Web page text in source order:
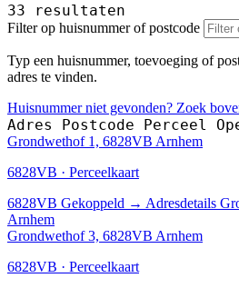
33 resultaten
Filter op huisnummer of postcode
Typ een huisnummer, toevoeging of
adres te vinden.
Huisnummer niet gevonden? Zoek
Adres Postcode Perceel
Grondwethof 1, 6828VB Arnhem
6828VB · Perceelkaart
6828VB Gekoppeld → Adresdetails
Arnhem
Grondwethof 3, 6828VB Arnhem
6828VB · Perceelkaart